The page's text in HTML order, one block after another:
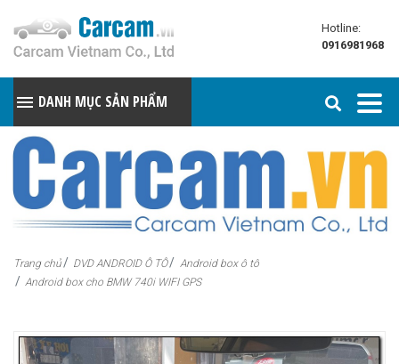
Hotline:
0916981968
DANH MỤC SẢN PHẨM
Trang chủ DVD ANDROID Ô TÔ
Android box ô tô
Android box cho BMW 740i WIFI GPS